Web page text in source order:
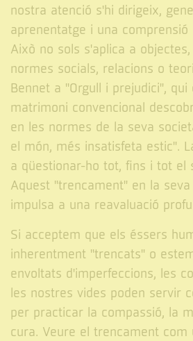
nostra atenció s'hi dirigeix,
aprenentatge i una comprensió
Això no sols s'aplica a
normes socials, relacions o
Bennet a "Orgull i prejudici",
matrimoni convencional
en les normes de la seva
el món, més insatisfeta estic".
a qüestionar-ho tot, fins i tot el
Aquest "trencament" en la
impulsa a una reavaluació
Si acceptem que els éssers
inherentment "trencats" o
envoltats d'imperfeccions, les
les nostres vides poden servir
per practicar la compassió, la
cura. Veure el trencament com